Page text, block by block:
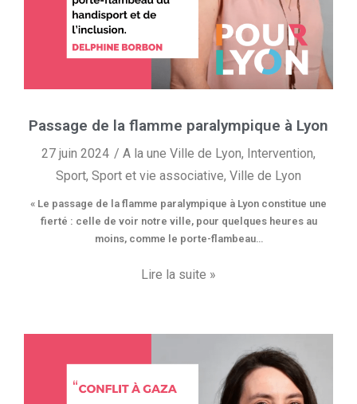
Passage de la flamme paralympique à Lyon
27 juin 2024 A la une Ville de Lyon, Intervention,
Sport, Sport et vie associative, Ville de Lyon
« Le passage de la flamme paralympique à Lyon constitue une
fierté : celle de voir notre ville, pour quelques heures au
moins, comme le porte-flambeau…
Lire la suite »